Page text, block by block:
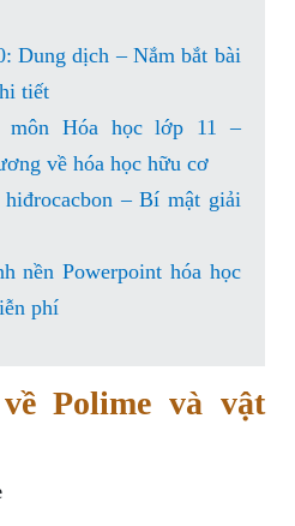
Dung dịch – Nắm bắt bài
tiết
môn Hóa học lớp 11 –
về hóa học hữu cơ
– Bí mật giải
nền Powerpoint hóa học
phí
Polime và vật